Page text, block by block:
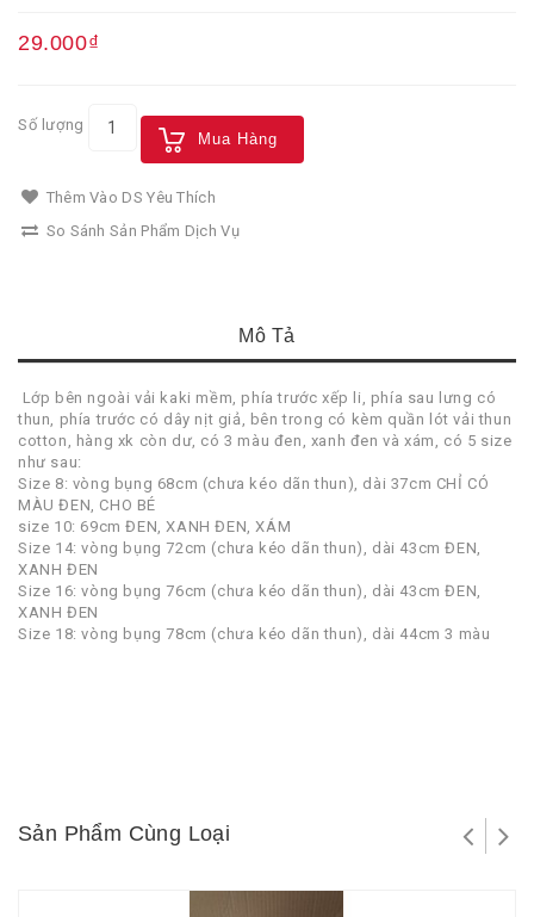
29.000₫
Số lượng
Mua Hàng
Thêm Vào DS Yêu Thích
So Sánh Sản Phẩm Dịch Vụ
Mô Tả
Lớp bên ngoài vải kaki mềm, phía trước xếp li, phía sau lưng có
thun, phía trước có dây nịt giả, bên trong có kèm quần lót vải thun
cotton, hàng xk còn dư, có 3 màu đen, xanh đen và xám, có 5 size
như sau:
Size 8: vòng bụng 68cm (chưa kéo dãn thun), dài 37cm CHỈ CÓ
MÀU ĐEN, CHO BÉ
size 10: 69cm ĐEN, XANH ĐEN, XÁM
Size 14: vòng bụng 72cm (chưa kéo dãn thun), dài 43cm ĐEN,
XANH ĐEN
Size 16: vòng bụng 76cm (chưa kéo dãn thun), dài 43cm ĐEN,
XANH ĐEN
Size 18: vòng bụng 78cm (chưa kéo dãn thun), dài 44cm 3 màu
Sản Phẩm Cùng Loại